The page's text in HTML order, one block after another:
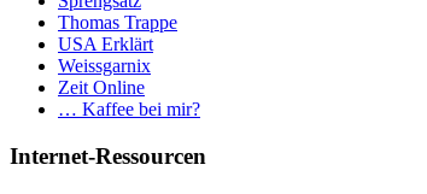
Thomas Trappe
USA Erklärt
Weissgarnix
Zeit Online
… Kaffee bei mir?
Internet-Ressourcen